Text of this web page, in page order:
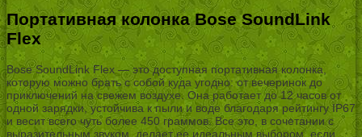
Портативная колонка Bose SoundLink
Flex
Bose SoundLink Flex — это доступная портативная колонка,
которую можно брать с собой куда угодно: от вечеринок до
приключений на свежем воздухе. Она работает до 12 часов от
одной зарядки, устойчива к пыли и воде благодаря рейтингу IP67
и весит всего чуть более 450 граммов. Все это, в сочетании с
выразительным звуком, делает ее идеальным выбором, если